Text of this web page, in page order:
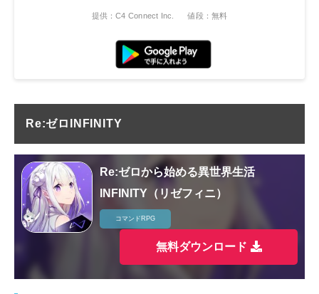
提供：C4 Connect Inc. 値段：無料
Re:ゼロINFINITY
Re:ゼロから始める異世界生活
INFINITY（リゼフィニ）
コマンドRPG
無料ダウンロード